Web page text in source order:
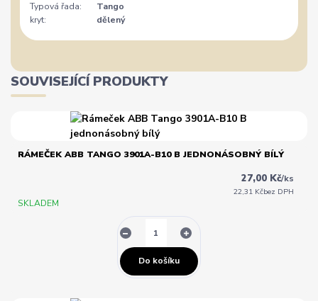
Typová řada:
Tango
kryt:
dělený
SOUVISEJÍCÍ PRODUKTY
RÁMEČEK ABB TANGO 3901A-B10 B JEDNONÁSOBNÝ BÍLÝ
27,00 Kč/ks
22,31 Kčbez DPH
SKLADEM
Do košíku